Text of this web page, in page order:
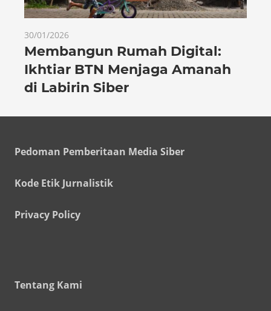
30/01/2026
Membangun Rumah Digital:
Ikhtiar BTN Menjaga Amanah
di Labirin Siber
Pedoman Pemberitaan Media Siber
Kode Etik Jurnalistik
Privacy Policy
Tentang Kami